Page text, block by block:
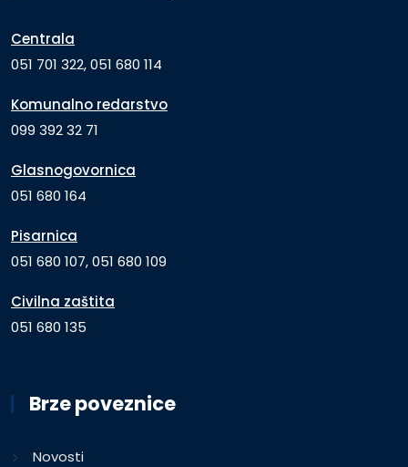
Centrala
051 701 322, 051 680 114
Komunalno redarstvo
099 392 32 71
Glasnogovornica
051 680 164
Pisarnica
051 680 107, 051 680 109
Civilna zaštita
051 680 135
Brze poveznice
Novosti